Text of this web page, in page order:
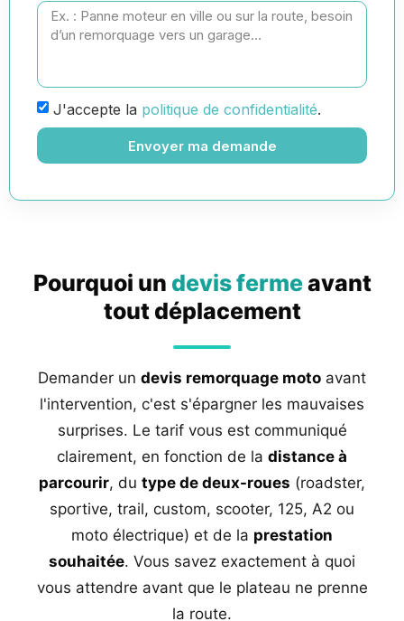
J'accepte la politique de confidentialité.
Envoyer ma demande
Pourquoi un devis fermeavant
tout déplacement
Demander un devis remorquage moto avant
l'intervention, c'est s'épargner les mauvaises
surprises. Le tarif vous est communiqué
clairement, en fonction de la distance à
parcourir, du type de deux-roues (roadster,
sportive, trail, custom, scooter, 125, A2 ou
moto électrique) et de la prestation
souhaitée. Vous savez exactement à quoi
vous attendre avant que le plateau ne prenne
la route.